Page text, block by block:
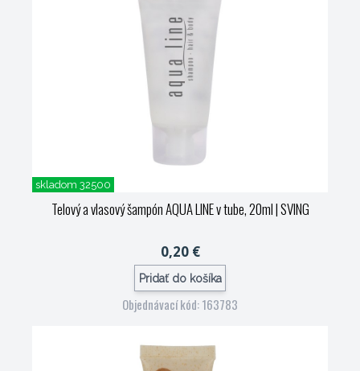
skladom 32500
Telový a vlasový šampón AQUA LINE v tube, 20ml| SVING
0,20 €
Pridať do košíka
Objednávací kód: 163783